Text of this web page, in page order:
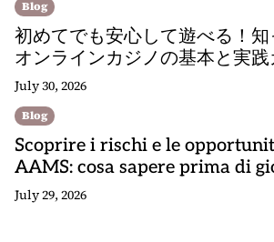
Blog
初めてでも安心して遊べる！
オンラインカジノの基本と実践
July 30, 2026
Blog
Scoprire i rischi e le
AAMS: cosa sapere prima di
July 29, 2026